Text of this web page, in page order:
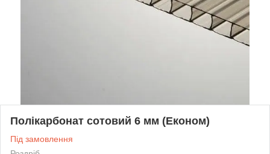
Полікарбонат сотовий 6 мм (Економ)
Під замовлення